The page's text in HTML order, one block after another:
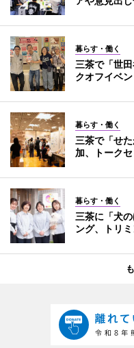
暮らす・働く
三茶で「世
クオフイベン
暮らす・働く
三茶で「せ
加、トーク
暮らす・働く
三茶に「犬
ング、トリ